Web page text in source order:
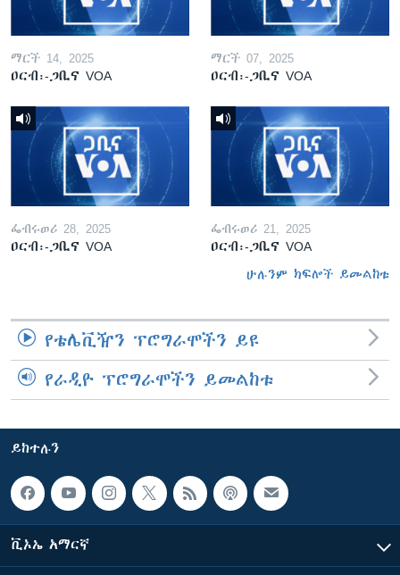
ማርች 14, 2025
ዐርብ፡-ጋቢና VOA
ማርች 07, 2025
ዐርብ፡-ጋቢና VOA
ፌብሩወሪ 28, 2025
ዐርብ፡-ጋቢና VOA
ፌብሩወሪ 21, 2025
ዐርብ፡-ጋቢና VOA
ሁሉንም ክፍሎች ይመልከቱ
የቴሌቪዥን ፕሮግራሞችን ይዩ
የራዲዮ ፕሮግራሞችን ይመልከቱ
ይከተሉን
ቪኦኤ አማርኛ